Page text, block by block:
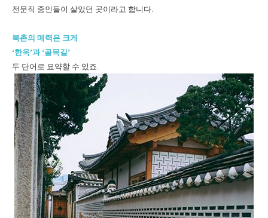
전문직 중인들이 살았던 곳이라고 합니다.
북촌의 매력은 크게
‘한옥’과 ‘골목길’
두 단어로 요약할 수 있죠.